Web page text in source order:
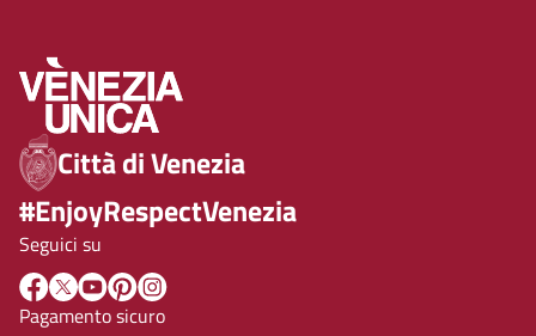
Città di Venezia
#EnjoyRespectVenezia
Seguici su
Pagamento sicuro